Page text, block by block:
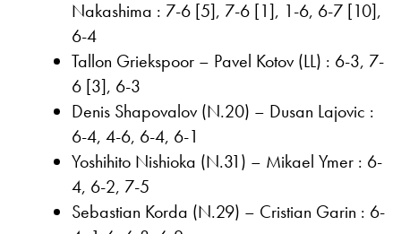
Nakashima : 7-6 [5], 7-6 [1], 1-6, 6-7 [10],
6-4
Tallon Griekspoor – Pavel Kotov (LL) : 6-3, 7-
6 [3], 6-3
Denis Shapovalov (N.20) – Dusan Lajovic :
6-4, 4-6, 6-4, 6-1
Yoshihito Nishioka (N.31) – Mikael Ymer : 6-
4, 6-2, 7-5
Sebastian Korda (N.29) – Cristian Garin : 6-